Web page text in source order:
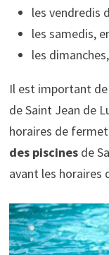
les vendredis
les samedis,
les
Il est important de
de Saint Jean de
horaires de
des piscinesde
avant les horaires